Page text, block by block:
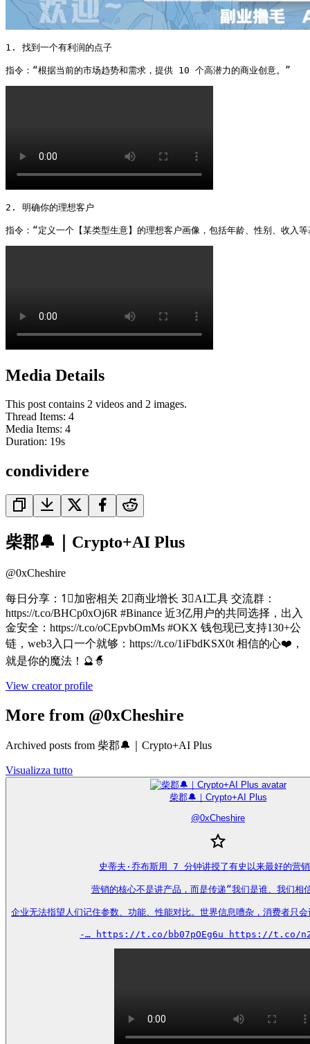
1. 找到一个有利润的点子
指令：“根据当前的市场趋势和需求，提供 10 个高潜力的商业创意。”
2. 明确你的理想客户
指令：“定义一个【某类型生意】的理想客户画像，包括年龄、性别、收入
Media Details
This post contains 2 videos and 2 images.
Thread Items: 4
Media Items: 4
Duration: 19s
condividere
柴郡🔔｜Crypto+AI Plus
@0xCheshire
每日分享：1⃣加密相关 2⃣商业增长 3⃣AI工具 交流群：
https://t.co/BHCp0xOj6R #Binance 近3亿用户的共同选择，出入
金安全：https://t.co/oCEpvbOmMs #OKX 钱包现已支持130+公
链，web3入口一个就够：https://t.co/1iFbdKSX0t 相信的心❤️，
就是你的魔法！🔮🧙
View creator profile
More from @0xCheshire
Archived posts from 柴郡🔔｜Crypto+AI Plus
Visualizza tutto
柴郡🔔｜Crypto+AI Plus
@0xCheshire
史蒂夫·乔布斯用 7 分钟讲授了有史以来最好的营
营销的核心不是讲产品，而是传递“我们是谁、我们相
企业无法指望人们记住参数、功能、性能对比。世界信息嘈杂，消费者只
-… https://t.co/bb07pOEg6u https://t.co/